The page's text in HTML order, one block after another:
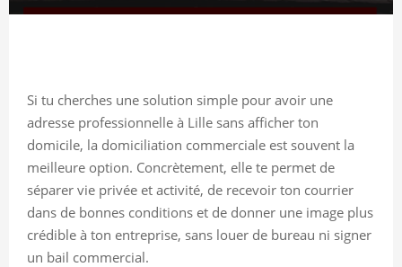
Si tu cherches une solution simple pour avoir une
adresse professionnelle à Lille sans afficher ton
domicile, la domiciliation commerciale est souvent la
meilleure option. Concrètement, elle te permet de
séparer vie privée et activité, de recevoir ton courrier
dans de bonnes conditions et de donner une image plus
crédible à ton entreprise, sans louer de bureau ni signer
un bail commercial.